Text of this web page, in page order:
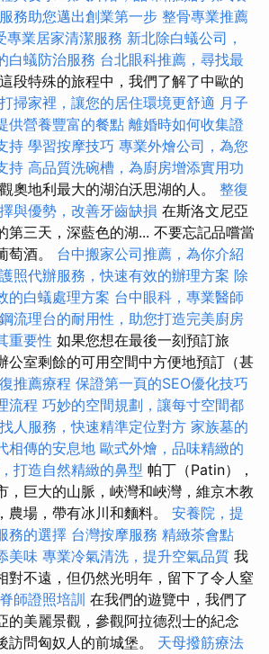
務助您邁出創業第一步 整骨專業推薦
業居家清潔服務 新北除白蟻公司，
白蟻防治服務 台北眼科推薦，尋找最
段特殊的旅程中，我們了解了中歐的
打掃家裡，讓您的居住環境更舒適 月子
供營養豐富的餐點 離婚時如何收集證
持 學習按摩技巧 專業外燴公司，為您
持 高品質洗碗槽，為廚房增添實用功
奧地利最大的湖泊沃思湖的人。 整復
與優勢，改善牙齒缺損 在斯洛文尼亞
第三天，深藍色的湖... 不要忘記品嚐當
萄酒。 台中搬家公司推薦，為你介紹
護照代辦服務，快速有效的辦理方案 除
的白蟻處理方案 台中眼科，專業醫師
流理台的耐用性，助您打造完美廚房
重要性 如果您想在最後一刻預訂旅
公室剩餘的可用空間中方便地預訂（甚
推薦療程 保證第一頁的SEO優化技巧
流程 巧妙的空間規劃，讓每寸空間都
人服務，快速精準定位對方 家族墓的
相傳的安息地 歐式外燴，品味精緻的
打造自然精緻的鼻型 帕丁（Patin），
，巨大的山脈，峽灣和峽灣，維京木教
農場，帶有冰川和麵料。 安養院，提
務的選擇 台灣按摩服務 精緻茶會點
美味 專業冷氣清洗，提升空氣品質 我
對不遠，但仍然光明年，留下了令人窒
師證照培訓 在我們的遊覽中，我們了
的美麗景觀，參觀阿拉德烈士的紀念
訪問匈奴人的前城堡。 天母撥筋療法